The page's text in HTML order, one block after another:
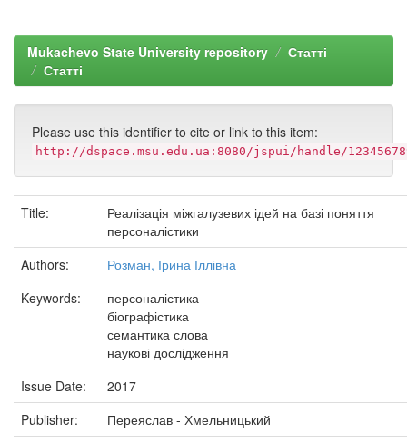
Mukachevo State University repository
Статті
Статті
Please use this identifier to cite or link to this item:
http://dspace.msu.edu.ua:8080/jspui/handle/
Title:
Реалізація міжгалузевих ідей на базі поняття
персоналістики
Authors:
Розман, Ірина Іллівна
Keywords:
персоналістика
біографістика
семантика слова
наукові дослідження
Issue Date:
2017
Publisher:
Переяслав - Хмельницький